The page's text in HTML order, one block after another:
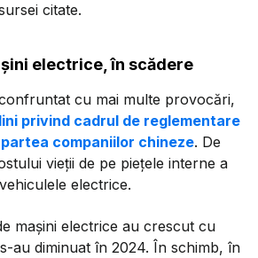
citate.
electrice, în scădere
cu mai multe provocări,
privind cadrul de reglementare
companiilor chineze. De
vieţii de pe pieţele interne a
electrice.
mașini electrice au crescut cu
au diminuat în 2024. În schimb, în